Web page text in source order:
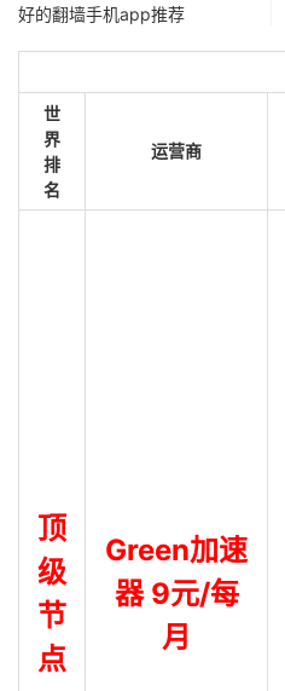
好的翻墙手机app推荐
世
界
排
名
运营商
顶
级
节
点
Green加速
器 9元/每
月